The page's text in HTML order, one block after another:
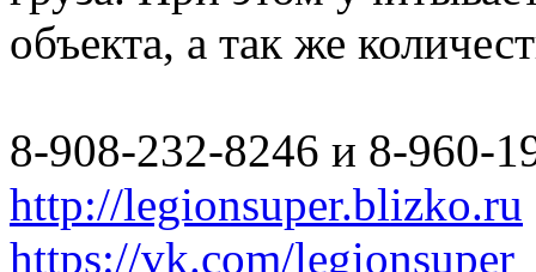
объекта, а так же
8-908-232-8246 и 8-960-
http://legionsuper.blizko.ru
https://vk.com/legionsuper